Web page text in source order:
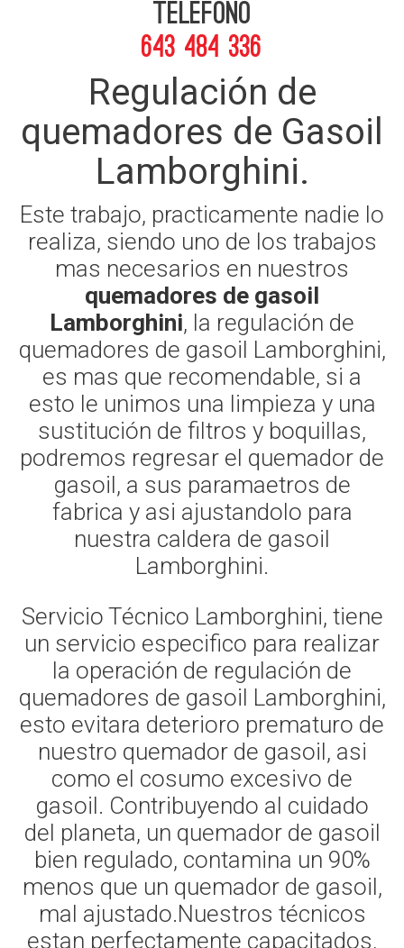
telefono
643 484 336
Regulación de
quemadores de Gasoil
Lamborghini.
Este trabajo, practicamente nadie lo
realiza, siendo uno de los trabajos
mas necesarios en nuestros
quemadores de gasoil
Lamborghini, la regulación de
quemadores de gasoil Lamborghini,
es mas que recomendable, si a
esto le unimos una limpieza y una
sustitución de filtros y boquillas,
podremos regresar el quemador de
gasoil, a sus paramaetros de
fabrica y asi ajustandolo para
nuestra caldera de gasoil
Lamborghini.
Servicio Técnico Lamborghini, tiene
un servicio especifico para realizar
la operación de regulación de
quemadores de gasoil Lamborghini,
esto evitara deterioro prematuro de
nuestro quemador de gasoil, asi
como el cosumo excesivo de
gasoil. Contribuyendo al cuidado
del planeta, un quemador de gasoil
bien regulado, contamina un 90%
menos que un quemador de gasoil,
mal ajustado.Nuestros técnicos
estan perfectamente capacitados,